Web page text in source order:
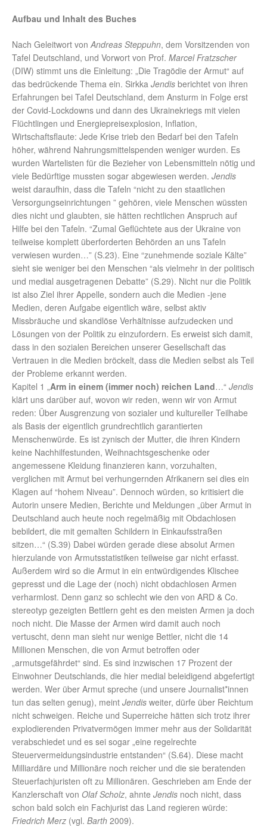
Aufbau und Inhalt des Buches
Nach Geleitwort vonAndreas Steppuhn, dem Vorsitzenden von
Tafel Deutschland, und Vorwort von Prof. Marcel Fratzscher
(DIW) stimmt uns die Einleitung: „Die Tragödie der Armut“ auf
das bedrückende Thema ein. Sirkka Jendis berichtet von ihren
Erfahrungen bei Tafel Deutschland, dem Ansturm in Folge erst
der Covid-Lockdowns und dann des Ukrainekriegs mit vielen
Flüchtlingen und Energiepreisexplosion, Inflation,
Wirtschaftsflaute: Jede Krise trieb den Bedarf bei den Tafeln
höher, während Nahrungsmittelspenden weniger wurden. Es
wurden Wartelisten für die Bezieher von Lebensmitteln nötig und
viele Bedürftige mussten sogar abgewiesen werden. Jendis
weist daraufhin, dass die Tafeln “nicht zu den staatlichen
Versorgungseinrichtungen ” gehören, viele Menschen wüssten
dies nicht und glaubten, sie hätten rechtlichen Anspruch auf
Hilfe bei den Tafeln. “Zumal Geflüchtete aus der Ukraine von
teilweise komplett überforderten Behörden an uns Tafeln
verwiesen wurden…” (S.23). Eine “zunehmende soziale Kälte”
sieht sie weniger bei den Menschen “als vielmehr in der politisch
und medial ausgetragenen Debatte” (S.29). Nicht nur die Politik
ist also Ziel ihrer Appelle, sondern auch die Medien -jene
Medien, deren Aufgabe eigentlich wäre, selbst aktiv
Missbräuche und skandlöse Verhältnisse aufzudecken und
Lösungen von der Politik zu einzufordern. Es erweist sich damit,
dass in den sozialen Bereichen unserer Gesellschaft das
Vertrauen in die Medien bröckelt, dass die Medien selbst als Teil
der Probleme erkannt werden.
Kapitel 1 „Arm in einem (immer noch) reichen Land…“ Jendis
klärt uns darüber auf, wovon wir reden, wenn wir von Armut
reden: Über Ausgrenzung von sozialer und kultureller Teilhabe
als Basis der eigentlich grundrechtlich garantierten
Menschenwürde. Es ist zynisch der Mutter, die ihren Kindern
keine Nachhilfestunden, Weihnachtsgeschenke oder
angemessene Kleidung finanzieren kann, vorzuhalten,
verglichen mit Armut bei verhungernden Afrikanern sei dies ein
Klagen auf “hohem Niveau”. Dennoch würden, so kritisiert die
Autorin unsere Medien, Berichte und Meldungen „über Armut in
Deutschland auch heute noch regelmäßig mit Obdachlosen
bebildert, die mit gemalten Schildern in Einkaufsstraßen
sitzen…“ (S.39) Dabei würden gerade diese absolut Armen
hierzulande von Armutsstatistiken teilweise gar nicht erfasst.
Außerdem wird so die Armut in ein entwürdigendes Klischee
gepresst und die Lage der (noch) nicht obdachlosen Armen
verharmlost. Denn ganz so schlecht wie den von ARD & Co.
stereotyp gezeigten Bettlern geht es den meisten Armen ja doch
noch nicht. Die Masse der Armen wird damit auch noch
vertuscht, denn man sieht nur wenige Bettler, nicht die 14
Millionen Menschen, die von Armut betroffen oder
„armutsgefährdet“ sind. Es sind inzwischen 17 Prozent der
Einwohner Deutschlands, die hier medial beleidigend abgefertigt
werden. Wer über Armut spreche (und unsere Journalist*innen
tun das selten genug), meint Jendis weiter, dürfe über Reichtum
nicht schweigen. Reiche und Superreiche hätten sich trotz ihrer
explodierenden Privatvermögen immer mehr aus der Solidarität
verabschiedet und es sei sogar „eine regelrechte
Steuervermeidungsindustrie entstanden“ (S.64). Diese macht
Milliardäre und Millionäre noch reicher und die sie beratenden
Steuerfachjuristen oft zu Millionären. Geschrieben am Ende der
Kanzlerschaft von Olaf Scholz, ahnte Jendis noch nicht, dass
schon bald solch ein Fachjurist das Land regieren würde:
Friedrich Merz (vgl. Barth 2009).